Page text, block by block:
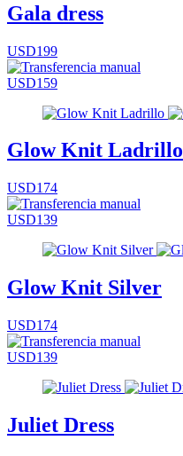
Gala dress
USD199
USD159
Glow Knit Ladrillo
USD174
USD139
Glow Knit Silver
USD174
USD139
Juliet Dress